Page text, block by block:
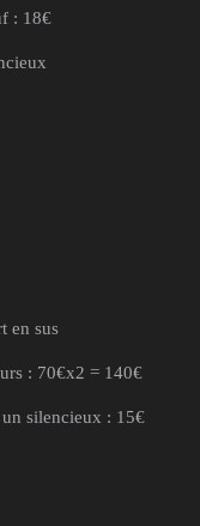
: 18€
en sus
: 70€x2 = 140€
silencieux : 15€